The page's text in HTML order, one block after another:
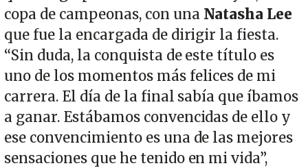
copa de campeonas, con una Natasha Lee
que fue la encargada de dirigir la fiesta.
“Sin duda, la conquista de este título es
uno de los momentos más felices de mi
carrera. El día de la final sabía que íbamos
a ganar. Estábamos convencidas de ello y
ese convencimiento es una de las mejores
sensaciones que he tenido en mi vida”,